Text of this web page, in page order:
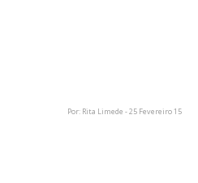
Por: Rita Limede - 25 Fevereiro 15